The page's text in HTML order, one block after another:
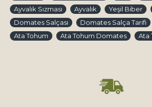
Ayvalık Sızması
Ayvalık Yeşil Biber
Domates Salçası
Domates Salça Tarifi
Ata Tohum
Ata Tohum Domates Ata